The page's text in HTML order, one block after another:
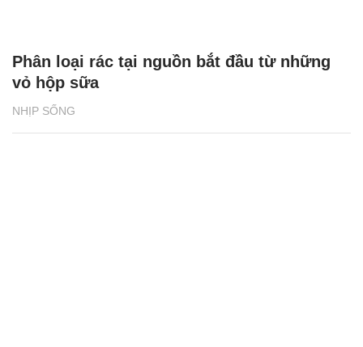
NHỊP SỐNG
Phân loại rác tại nguồn bắt đầu từ những
vỏ hộp sữa